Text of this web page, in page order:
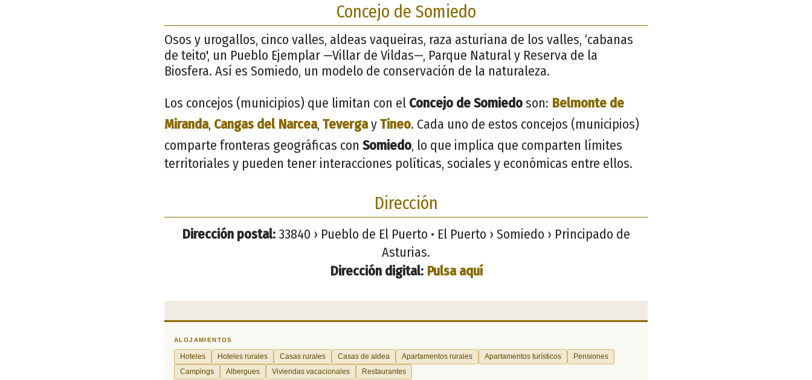
Concejo de Somiedo
Osos y urogallos, cinco valles, aldeas vaqueiras, raza asturiana de los valles, ‘cabanas
de teito', un Pueblo Ejemplar —Villar de Vildas—, Parque Natural y Reserva de la
Biosfera. Así es Somiedo, un modelo de conservación de la naturaleza.
Los concejos (municipios) que limitan con el Concejo de Somiedoson: Belmonte de
Miranda, Cangas del Narcea, TevergayTineo. Cada uno de estos concejos (municipios)
comparte fronteras geográficas con Somiedo, lo que implica que comparten límites
territoriales y pueden tener interacciones políticas, sociales y económicas entre ellos.
Dirección
Dirección postal: 33840 › Pueblo de El Puerto • El Puerto › Somiedo › Principado de
Asturias.
Dirección digital: Pulsa aquí